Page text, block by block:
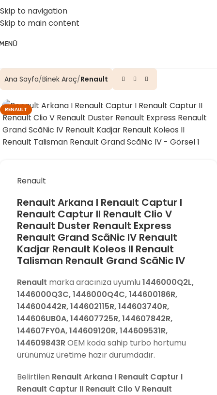
Skip to navigation
Skip to main content
☎️ 0 (224) 504 74 45
Ana Sayfa Binek Araç Renault
RENAULT
Renault
Renault Arkana I Renault Captur I
Renault Captur II Renault Clio V
Renault Duster Renault Express
Renault Grand ScãNic IV Renault
Kadjar Renault Koleos II Renault
Talisman Renault Grand ScãNic IV
Renault marka aracınıza uyumlu 1446000Q2L,
1446000Q3C, 1446000Q4C, 144600186R,
144600442R, 144602115R, 144603740R,
144606UB0A, 144607725R, 144607842R,
144607FY0A, 144609120R, 144609531R,
144609843ROEM koda sahip turbo hortumu
ürünümüz üretime hazır durumdadır.
Belirtilen Renault Arkana I Renault Captur I
Renault Captur II Renault Clio V Renault